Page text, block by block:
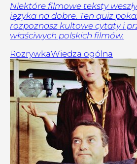
Niektóre filmowe teksty
języka na dobre. Ten quiz
rozpoznasz kultowe cytaty i
właściwych polskich filmów.
RozrywkaWiedza ogólna